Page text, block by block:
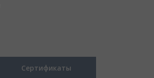
Сертификаты